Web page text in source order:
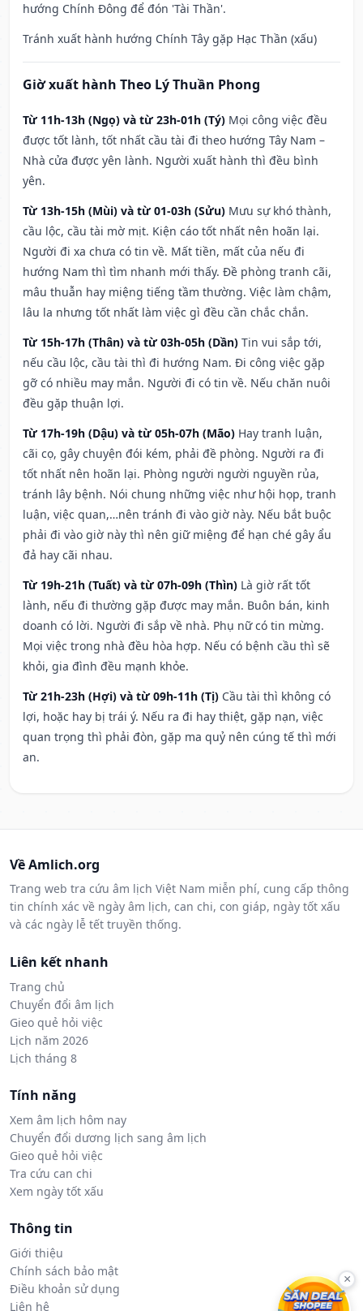
hướng Chính Đông để đón 'Tài Thần'.
Tránh xuất hành hướng Chính Tây gặp Hạc Thần (xấu)
Giờ xuất hành Theo Lý Thuần Phong
Từ 11h-13h (Ngọ) và từ 23h-01h (Tý) Mọi công việc đều
được tốt lành, tốt nhất cầu tài đi theo hướng Tây Nam –
Nhà cửa được yên lành. Người xuất hành thì đều bình
yên.
Từ 13h-15h (Mùi) và từ 01-03h (Sửu) Mưu sự khó thành,
cầu lộc, cầu tài mờ mịt. Kiện cáo tốt nhất nên hoãn lại.
Người đi xa chưa có tin về. Mất tiền, mất của nếu đi
hướng Nam thì tìm nhanh mới thấy. Đề phòng tranh cãi,
mâu thuẫn hay miệng tiếng tầm thường. Việc làm chậm,
lâu la nhưng tốt nhất làm việc gì đều cần chắc chắn.
Từ 15h-17h (Thân) và từ 03h-05h (Dần) Tin vui sắp tới,
nếu cầu lộc, cầu tài thì đi hướng Nam. Đi công việc gặp
gỡ có nhiều may mắn. Người đi có tin về. Nếu chăn nuôi
đều gặp thuận lợi.
Từ 17h-19h (Dậu) và từ 05h-07h (Mão) Hay tranh luận,
cãi cọ, gây chuyện đói kém, phải đề phòng. Người ra đi
tốt nhất nên hoãn lại. Phòng người người nguyền rủa,
tránh lây bệnh. Nói chung những việc như hội họp, tranh
luận, việc quan,…nên tránh đi vào giờ này. Nếu bắt buộc
phải đi vào giờ này thì nên giữ miệng để hạn ché gây ẩu
đả hay cãi nhau.
Từ 19h-21h (Tuất) và từ 07h-09h (Thìn) Là giờ rất tốt
lành, nếu đi thường gặp được may mắn. Buôn bán, kinh
doanh có lời. Người đi sắp về nhà. Phụ nữ có tin mừng.
Mọi việc trong nhà đều hòa hợp. Nếu có bệnh cầu thì sẽ
khỏi, gia đình đều mạnh khỏe.
Từ 21h-23h (Hợi) và từ 09h-11h (Tị) Cầu tài thì không có
lợi, hoặc hay bị trái ý. Nếu ra đi hay thiệt, gặp nạn, việc
quan trọng thì phải đòn, gặp ma quỷ nên cúng tế thì mới
an.
Về Amlich.org
Trang web tra cứu âm lịch Việt Nam miễn phí, cung cấp thông
tin chính xác về ngày âm lịch, can chi, con giáp, ngày tốt xấu
và các ngày lễ tết truyền thống.
Liên kết nhanh
Trang chủ
Chuyển đổi âm lịch
Gieo quẻ hỏi việc
Lịch năm 2026
Lịch tháng 8
Tính năng
Xem âm lịch hôm nay
Chuyển đổi dương lịch sang âm lịch
Gieo quẻ hỏi việc
Tra cứu can chi
Xem ngày tốt xấu
Thông tin
Giới thiệu
Chính sách bảo mật
Điều khoản sử dụng
Liên hệ
×